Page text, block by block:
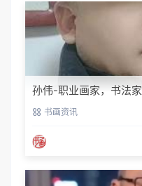
孙伟-职业画家，书法家
书画资讯